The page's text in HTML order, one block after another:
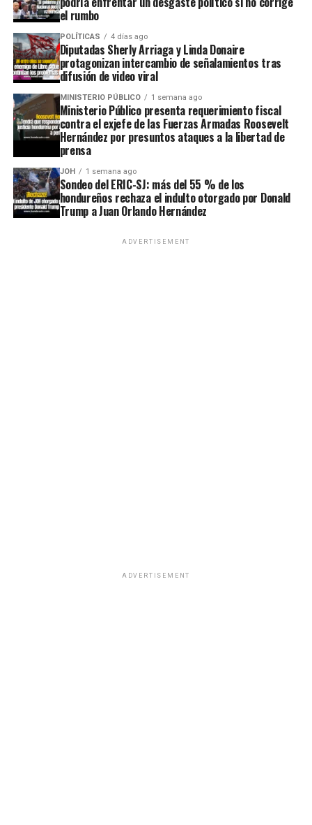
el rumbo
POLÍTICAS 4 días ago
Diputadas Sherly Arriaga y Linda Donaire
protagonizan intercambio de señalamientos tras
difusión de video viral
MINISTERIO PÚBLICO 1 semana ago
Ministerio Público presenta requerimiento fiscal
contra el exjefe de las Fuerzas Armadas Roosevelt
Hernández por presuntos ataques a la libertad de
prensa
JOH 1 semana ago
Sondeo del ERIC-SJ: más del 55 % de los
hondureños rechaza el indulto otorgado por Donald
Trump a Juan Orlando Hernández
ADVERTISEMENT
ADVERTISEMENT